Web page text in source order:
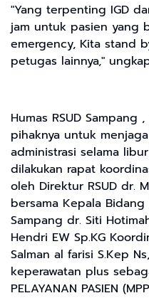
"Yang terpenting IGD
jam untuk pasien yang
emergency, Kita stand
petugas lainnya,"
Humas RSUD Sampang
pihaknya untuk
administrasi selama
dilakukan rapat
oleh Direktur RSUD dr.
bersama Kepala Bidang
Sampang dr. Siti
Hendri EW Sp.KG
Salman al farisi S.Kep
keperawatan plus
PELAYANAN PASIEN